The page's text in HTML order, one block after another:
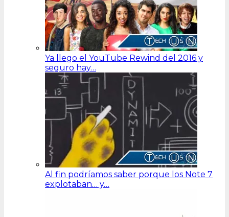
Ya llego el YouTube Rewind del 2016 y
seguro hay…
Al fin podríamos saber porque los Note 7
explotaban… y…